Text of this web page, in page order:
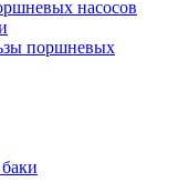
насосов
поршневых